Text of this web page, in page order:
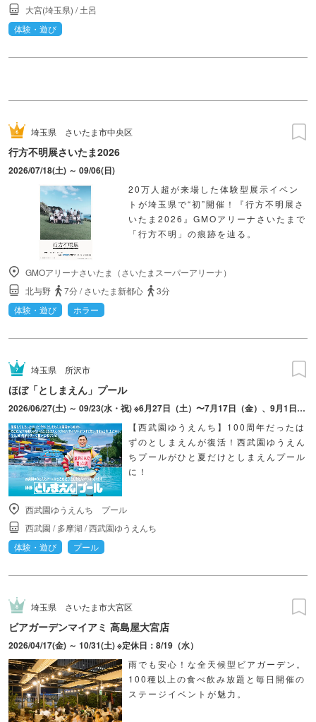
大宮(埼玉県) /土呂
体験・遊び
埼玉県 さいたま市中央区
行方不明展さいたま2026
2026/07/18(土) ～ 09/06(日)
20万人超が来場した体験型展示イベン
トが埼玉県で“初”開催！『行方不明展さ
いたま2026』GMOアリーナさいたまで
「行方不明」の痕跡を辿る。
GMOアリーナさいたま（さいたまスーパーアリーナ）
北与野
7分/さいたま新都心
3分
体験・遊び
ホラー
埼玉県 所沢市
ほぼ「としまえん」プール
2026/06/27(土) ～ 09/23(水・祝) ※6月27日（土）〜7月17日（金）、9月1日（火）〜は土日祝のみ
【西武園ゆうえんち】100周年だったは
ずのとしまえんが復活！西武園ゆうえん
ちプールがひと夏だけとしまえんプール
に！
西武園ゆうえんち プール
西武園 /多摩湖 /西武園ゆうえんち
体験・遊び
プール
埼玉県 さいたま市大宮区
ビアガーデンマイアミ 高島屋大宮店
2026/04/17(金) ～ 10/31(土) ※定休日：8/19（水）
雨でも安心！な全天候型ビアガーデン。
100種以上の食べ飲み放題と毎日開催の
ステージイベントが魅力。